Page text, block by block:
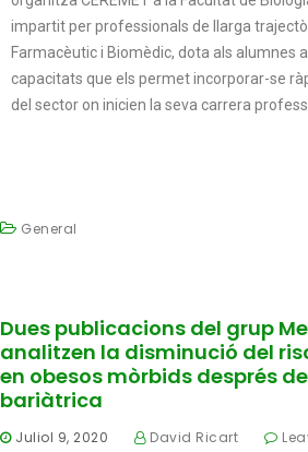
impartit per professionals de llarga
Farmacèutic i Biomèdic, dota als alumnes
capacitats que els permet incorporar-se
del sector on inicien la seva carrera
General
Dues publicacions del grup
analitzen la disminució del
en obesos mòrbids després
bariàtrica
Juliol 9, 2020 David Ricart